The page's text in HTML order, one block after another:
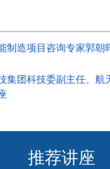
制造项目咨询专家郭朝
集团科技委副主任、航
推荐讲座